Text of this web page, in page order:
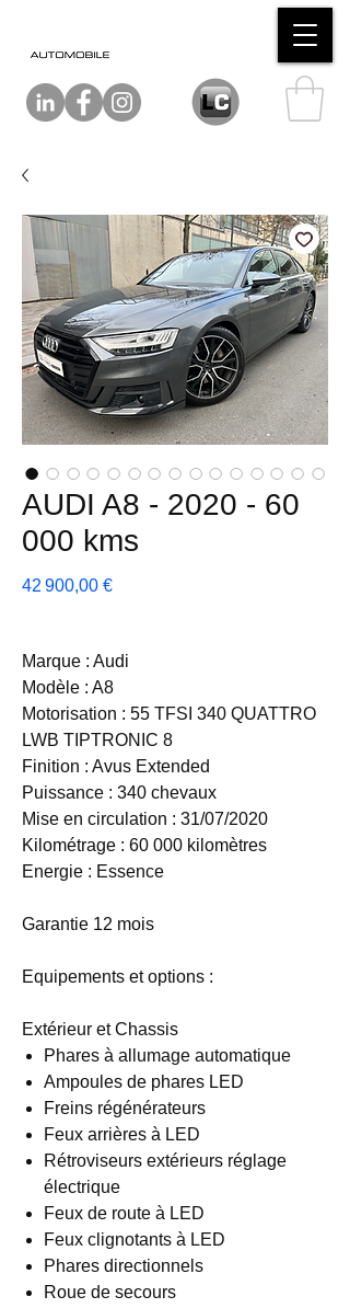
AUDI A8 - 2020 - 60
000 kms
42 900,00 €Prix
Marque : Audi
Modèle : A8
Motorisation : 55 TFSI 340 QUATTRO
LWB TIPTRONIC 8
Finition : Avus Extended
Puissance : 340 chevaux
Mise en circulation : 31/07/2020
Kilométrage : 60 000 kilomètres
Energie : Essence
Garantie 12 mois
Equipements et options :
Extérieur et Chassis
Phares à allumage automatique
Ampoules de phares LED
Freins régénérateurs
Feux arrières à LED
Rétroviseurs extérieurs réglage
électrique
Feux de route à LED
Feux clignotants à LED
Phares directionnels
Roue de secours